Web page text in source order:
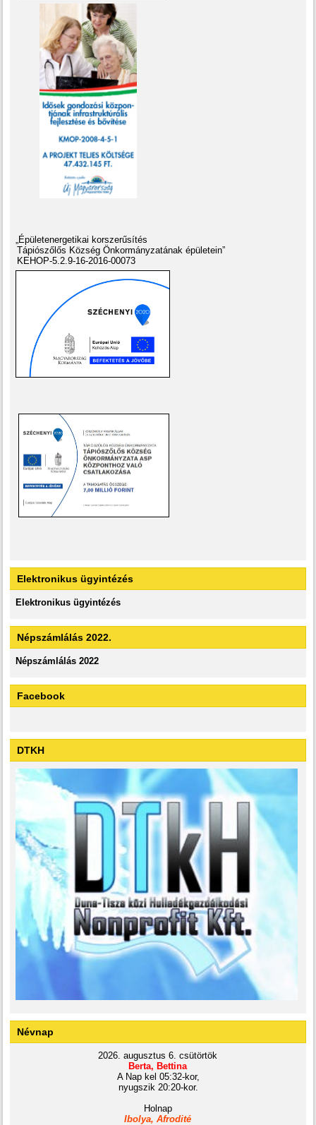
„Épületenergetikai korszerűsítés
Tápiószőlős Község Önkormányzatának épületein”
KEHOP-5.2.9-16-2016-00073
Elektronikus ügyintézés
Elektronikus ügyintézés
Népszámlálás 2022.
Népszámlálás 2022
Facebook
DTKH
Névnap
2026. augusztus 6. csütörtök
Berta, Bettina
A Nap kel 05:32-kor,
nyugszik 20:20-kor.
Holnap
Ibolya, Afrodité